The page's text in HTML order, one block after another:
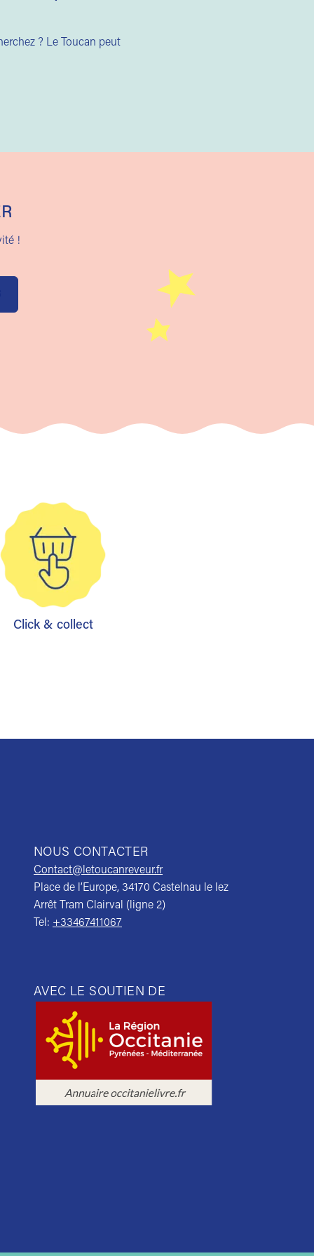
? Le Toucan peut
!
Click & collect
NOUS CONTACTER
Contact@letoucanreveur.fr
Place de l’Europe, 34170 Castelnau le lez
Arrêt Tram Clairval (ligne 2)
Tel: +33467411067
AVEC LE SOUTIEN DE